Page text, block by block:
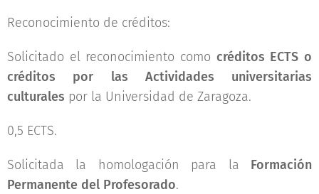
Reconocimiento de créditos:
Solicitado el reconocimiento como créditos ECTS o
créditos por las Actividades universitarias
culturales por la Universidad de Zaragoza.
0,5 ECTS.
Solicitada la homologación para la Formación
Permanente del Profesorado.